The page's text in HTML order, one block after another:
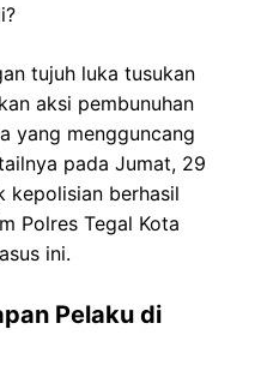
tujuh luka tusukan
aksi pembunuhan
yang mengguncang
pada Jumat, 29
kepolisian berhasil
Polres Tegal Kota
ini.
Pelaku di